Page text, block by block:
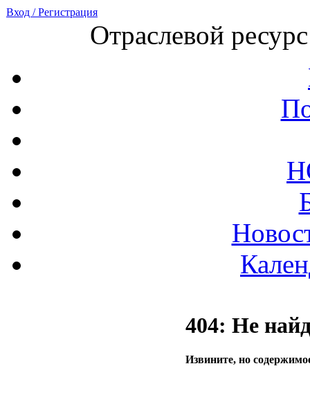
Вход / Регистрация
Отраслевой
404: Не
Извините, но